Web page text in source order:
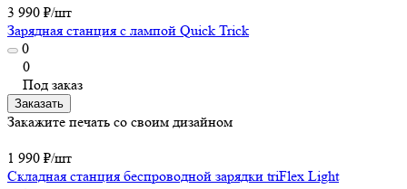
3 990 ₽/шт
Зарядная станция с лампой Quick Trick
0
0
Под заказ
Заказать
Закажите печать со своим дизайном
1 990 ₽/шт
Складная станция беспроводной зарядки triFlex Light